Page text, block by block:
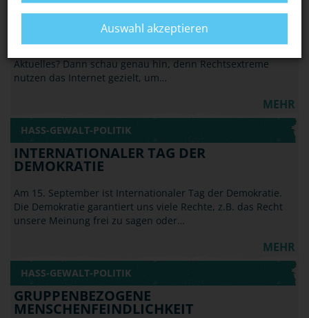
VORSICHT VOR FALSCHMELDUNGEN IM
Aktuelles? Dann schau genau hin, denn Rechtsextreme
nutzen das Internet gezielt, um…
MEHR
HASS-GEWALT-POLITIK
INTERNATIONALER TAG DER
DEMOKRATIE
Am 15. September ist Internationaler Tag der Demokratie.
Die Demokratie garantiert uns viele Rechte, z.B. das Recht
unsere Meinung frei zu sagen oder…
MEHR
HASS-GEWALT-POLITIK
GRUPPENBEZOGENE
MENSCHENFEINDLICHKEIT
Auswahl akzeptieren